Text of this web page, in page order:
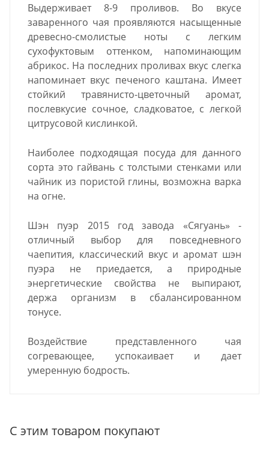
Выдерживает 8-9 проливов. Во вкусе
заваренного чая проявляются насыщенные
древесно-смолистые ноты с легким
сухофуктовым оттенком, напоминающим
абрикос. На последних проливах вкус слегка
напоминает вкус печеного каштана. Имеет
стойкий травянисто-цветочный аромат,
послевкусие сочное, сладковатое, с легкой
цитрусовой кислинкой.
Наиболее подходящая посуда для данного
сорта это гайвань с толстыми стенками или
чайник из пористой глины, возможна варка
на огне.
Шэн пуэр 2015 год завода «Сягуань» -
отличный выбор для повседневного
чаепития, классический вкус и аромат шэн
пуэра не приедается, а природные
энергетические свойства не выпирают,
держа организм в сбалансированном
тонусе.
Воздействие представленного чая
согревающее, успокаивает и дает
умеренную бодрость.
С этим товаром покупают